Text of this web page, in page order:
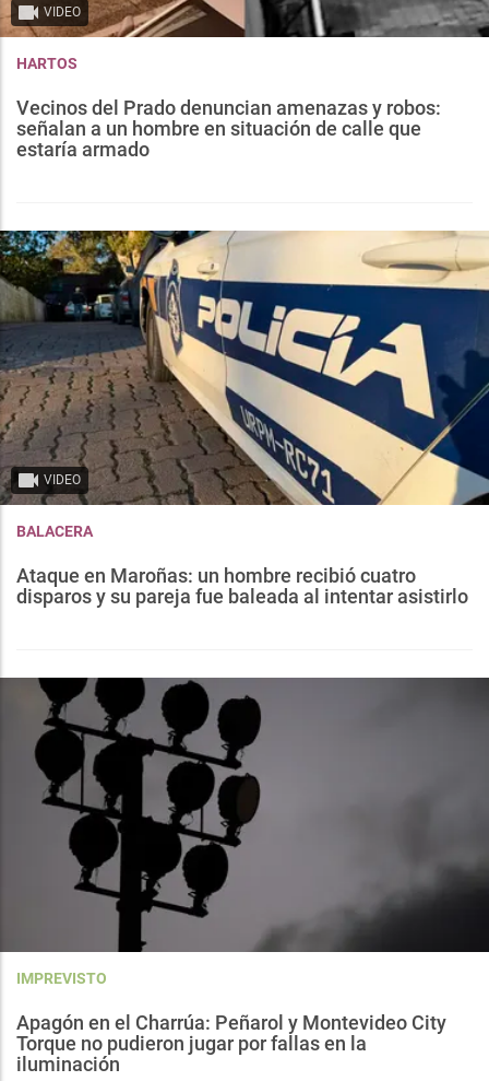
VIDEO
HARTOS
Vecinos del Prado denuncian amenazas y robos:
señalan a un hombre en situación de calle que
estaría armado
VIDEO
BALACERA
Ataque en Maroñas: un hombre recibió cuatro
disparos y su pareja fue baleada al intentar asistirlo
IMPREVISTO
Apagón en el Charrúa: Peñarol y Montevideo City
Torque no pudieron jugar por fallas en la
iluminación